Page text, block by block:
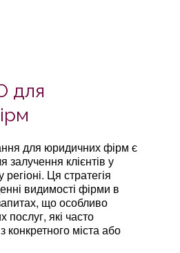
для
для юридичних фірм є
клієнтів у
Ця стратегія
видимості фірми в
що особливо
які часто
конкретного міста або